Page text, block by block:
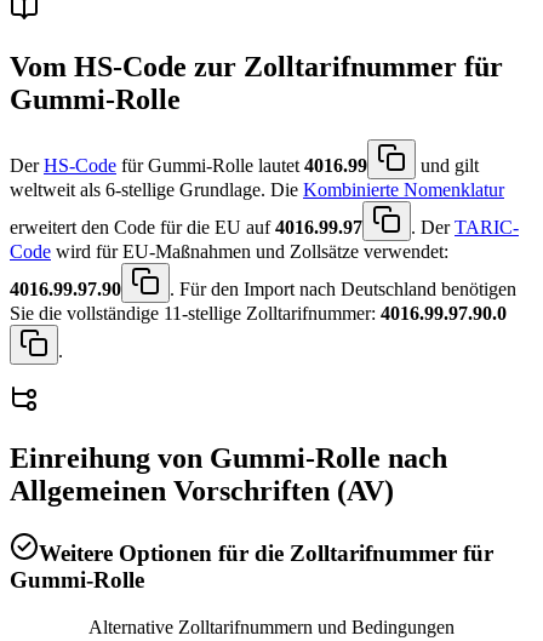
Vom HS-Code zur Zolltarifnummer für
Gummi-Rolle
DerHS-Code für Gummi-Rolle lautet4016.99
und gilt
weltweit als 6-stellige Grundlage. Die Kombinierte Nomenklatur
erweitert den Code für die EU auf4016.99.97 . DerTARIC-
Code wird für EU-Maßnahmen und Zollsätze verwendet:
4016.99.97.90
. Für den Import nach Deutschland benötigen
Sie die vollständige 11-stellige Zolltarifnummer: 4016.99.97.90.0
.
Einreihung von Gummi-Rolle nach
Allgemeinen Vorschriften (AV)
Weitere Optionen für die Zolltarifnummer für
Gummi-Rolle
Alternative Zolltarifnummern und Bedingungen